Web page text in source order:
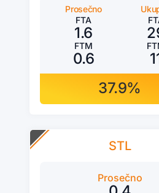
Prosečno
FTA
1.6
FTM
0.6
37.9%
STL
Prosečno